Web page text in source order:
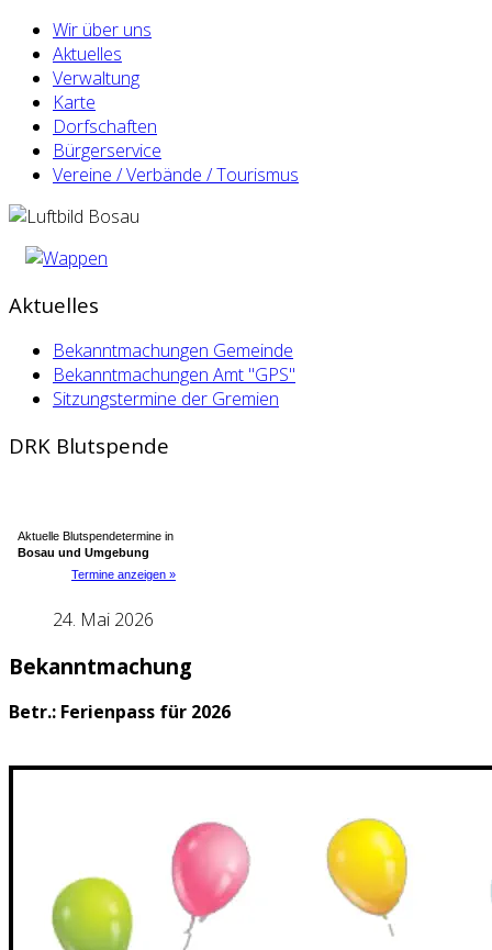
Wir über uns
Aktuelles
Verwaltung
Karte
Dorfschaften
Bürgerservice
Vereine / Verbände / Tourismus
Aktuelles
Bekanntmachungen Gemeinde
Bekanntmachungen Amt "GPS"
Sitzungstermine der Gremien
DRK Blutspende
Aktuelle Blutspendetermine in
Bosau und Umgebung
Termine anzeigen »
24. Mai 2026
Bekanntmachung
Betr.: Ferienpass für 2026